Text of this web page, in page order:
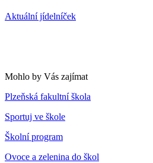
Aktuální jídelníček
Mohlo by Vás zajímat
Plzeňská fakultní škola
Sportuj ve škole
Školní program
Ovoce a zelenina do škol